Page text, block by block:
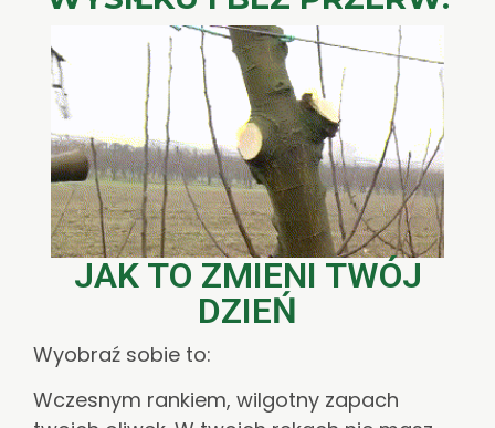
JAK TO ZMIENI TWÓJ
DZIEŃ
Wyobraź sobie to:
Wczesnym rankiem, wilgotny zapach